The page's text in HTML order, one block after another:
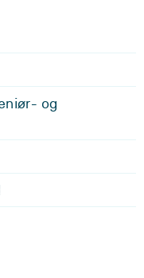
og